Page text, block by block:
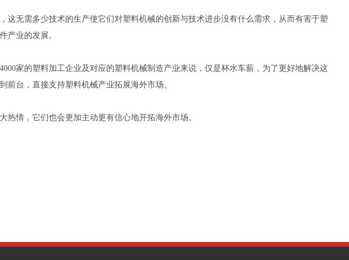
无需多少技术的生产使它们对塑料机械的创新与技术进步没有什么需求，从而有害于塑
产业的发展。
4000家的塑料加工企业及对应的塑料机械制造产业来说，仅是杯水车薪，为了更好地解决这
台，直接支持塑料机械产业拓展海外市场。
情，它们也会更加主动更有信心地开拓海外市场。